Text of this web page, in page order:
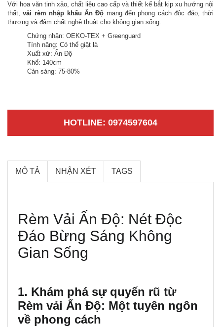
Với hoa văn tinh xảo, chất liệu cao cấp và thiết kế bắt kịp xu hướng nội
thất,vải rèm nhập khẩu Ấn Độ mang đến phong cách độc đáo, thời
thượng và đậm chất nghệ thuật cho không gian sống.
Chứng nhận: OEKO-TEX + Greenguard
Tính năng: Có thể giặt là
Xuất xứ: Ấn Độ
Khổ: 140cm
Cản sáng: 75-80%
HOTLINE: 0974597604
MÔ TẢ NHẬN XÉT TAGS
Rèm Vải Ấn Độ: Nét Độc
Đáo Bừng Sáng Không
Gian Sống
1. Khám phá sự quyến rũ từ
Rèm vải Ấn Độ: Một tuyên ngôn
về phong cách